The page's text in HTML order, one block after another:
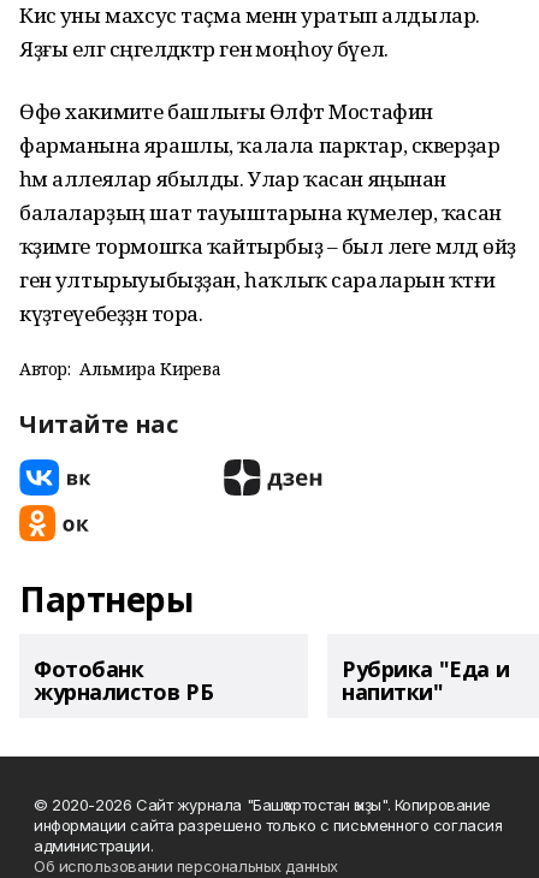
Кисә уны махсус таҫма менән уратып алдылар.
Яҙғы елгә сәңгелдәктәр генә моңһоу бәүелә.
Өфө хакимиәте башлығы Өлфәт Мостафин
фарманына ярашлы, ҡалала парктар, скверҙар
һәм аллеялар ябылды. Улар ҡасан яңынан
балаларҙың шат тауыштарына күмелер, ҡасан
ҡәҙимге тормошҡа ҡайтырбыҙ – был әлеге мәлдә өйҙә
генә ултырыуыбыҙҙан, һаҡлыҡ сараларын ҡәтғи
күҙәтеүебеҙҙән тора.
Автор: Альмира Кирәева
Читайте нас
Партнеры
Фотобанк
журналистов РБ
Рубрика "Еда и
напитки"
© 2020-2026 Сайт журнала "Башҡортостан ҡыҙы". Копирование
информации сайта разрешено только с письменного согласия
администрации.
Об использовании персональных данных